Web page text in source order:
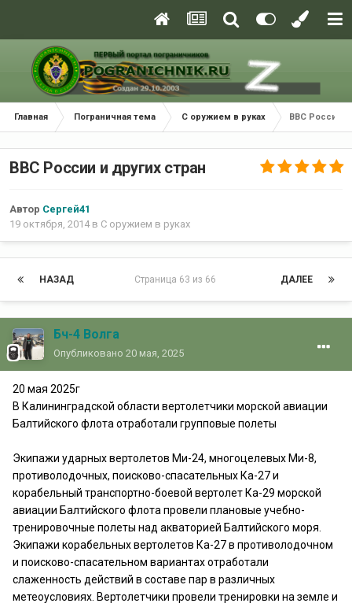
Главная Пограничная тема С оружием в руках ВВС России и
ВВС России и других стран
Автор Сергей41
19 октября, 2014в С оружием в руках
НАЗАД ДАЛЕЕ
Страница 63 из 66
Бч-4 Волга
Опубликовано 20 мая, 2025
20 мая 2025г
В Калининградской области вертолетчики морской авиации
Балтийского флота отработали групповые полеты
Экипажи ударных вертолетов Ми-24, многоцелевых Ми-8,
противолодочных, поисково-спасательных Ка-27 и
корабельный транспортно-боевой вертолет Ка-29 морской
авиации Балтийского флота провели плановые учебно-
тренировочные полеты над акваторией Балтийского моря.
Экипажи корабельных вертолетов Ка-27 в противолодочном
и поисково-спасательном вариантах отработали
слаженность действий в составе пар в различных
метеоусловиях. Вертолетчики провели тренировки на земле и